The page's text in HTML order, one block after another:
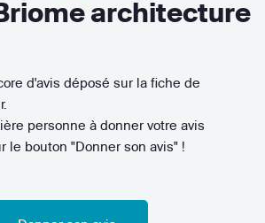
architecture
d'avis déposé sur la fiche de
personne à donner votre avis
le bouton "Donner son avis" !